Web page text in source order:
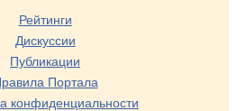
Рейтинги
Дискуссии
Публикации
Портала
конфиденциальности